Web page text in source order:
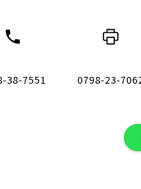
38-7551 0798-23-